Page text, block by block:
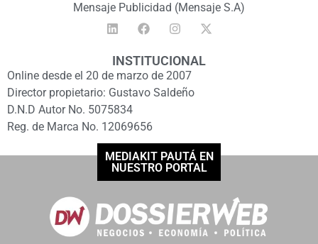
Mensaje Publicidad (Mensaje S.A)
INSTITUCIONAL
Online desde el 20 de marzo de 2007
Director propietario: Gustavo Saldeño
D.N.D Autor No. 5075834
Reg. de Marca No. 12069656
MEDIAKIT PAUTÁ EN
NUESTRO PORTAL